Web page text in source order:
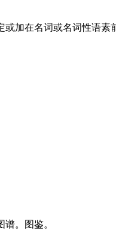
谱。图鉴。